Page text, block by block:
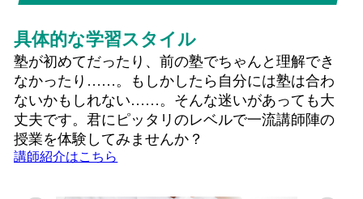
具体的な学習スタイル
塾が初めてだったり、前の塾でちゃんと理解でき
なかったり……。もしかしたら自分には塾は合わ
ないかもしれない……。そんな迷いがあっても大
丈夫です。君にピッタリのレベルで一流講師陣の
授業を体験してみませんか？
講師紹介はこちら